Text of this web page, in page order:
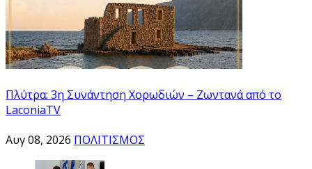
Πλύτρα: 3η Συνάντηση Χορωδιών – Ζωντανά από το
LaconiaTV
Αυγ 08, 2026 ΠΟΛΙΤΙΣΜΟΣ